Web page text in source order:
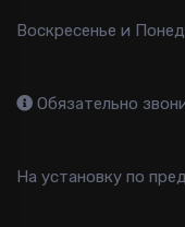
Воскресенье и
Обязательно
На установку по